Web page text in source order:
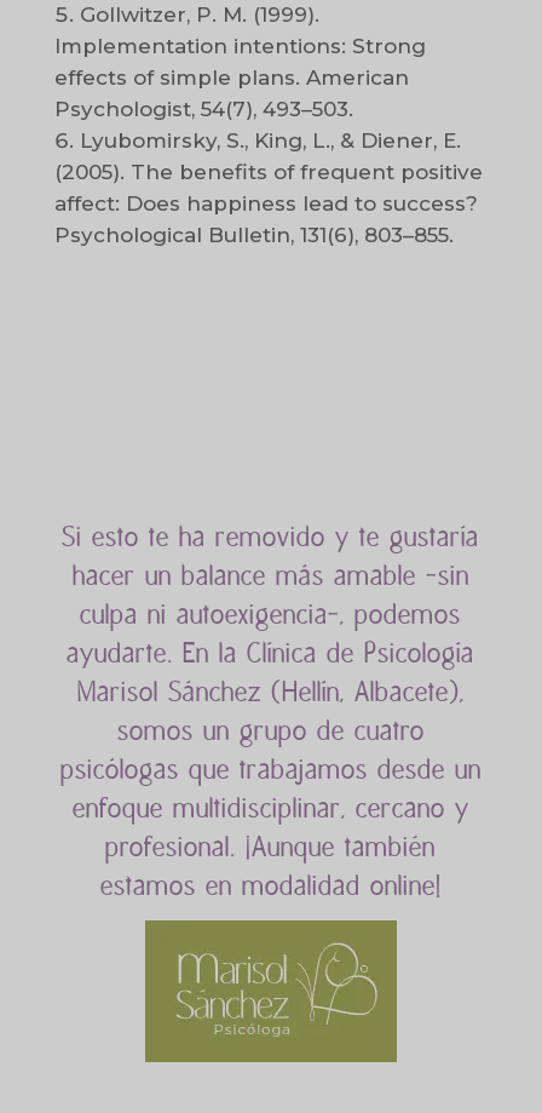
Gollwitzer, P. M. (1999).
Implementation intentions: Strong
effects of simple plans. American
Psychologist, 54(7), 493–503.
Lyubomirsky, S., King, L., & Diener, E.
(2005). The benefits of frequent positive
affect: Does happiness lead to success?
Psychological Bulletin, 131(6), 803–855.
Si esto te ha removido y te gustaría
hacer un balance más amable -sin
culpa ni autoexigencia-, podemos
ayudarte. En la Clínica de Psicología
Marisol Sánchez (Hellín, Albacete),
somos un grupo de cuatro
psicólogas que trabajamos desde un
enfoque multidisciplinar, cercano y
profesional. ¡Aunque también
estamos en modalidad online!